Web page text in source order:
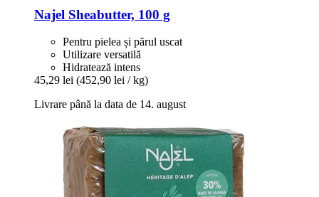
Najel Sheabutter, 100 g
Pentru pielea și părul uscat
Utilizare versatilă
Hidratează intens
45,29 lei (452,90 lei / kg)
Livrare până la data de 14. august